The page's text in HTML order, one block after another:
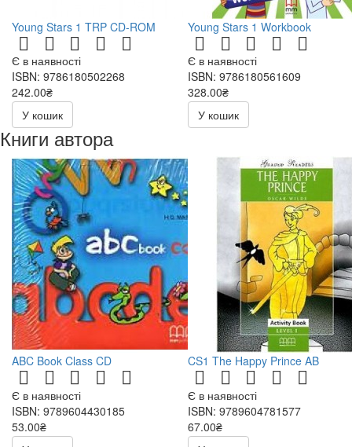
Young Stars 1 TRP CD-ROM
Є в наявності
ISBN: 9786180502268
242.00₴
484.00₴
У кошик
Young Stars 1 Workbook
Є в наявності
ISBN: 9786180561609
328.00₴
У кошик
Книги автора
ABC Book Class CD
Є в наявності
ISBN: 9789604430185
53.00₴
106.00₴
CS1 The Happy Prince AB
Є в наявності
ISBN: 9789604781577
67.00₴
134.00₴